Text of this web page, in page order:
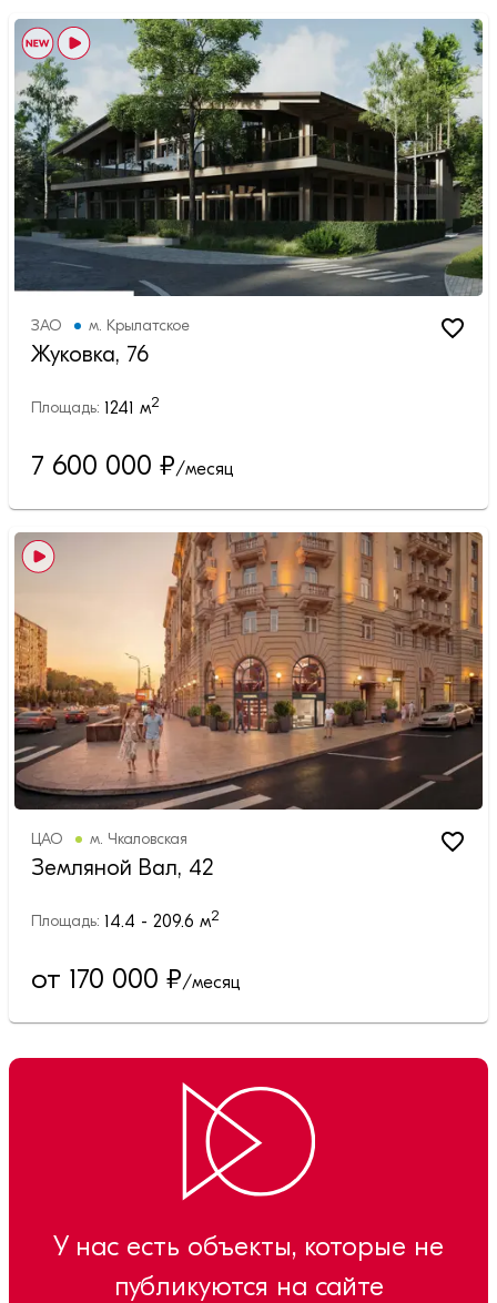
ЗАО м. Крылатское
Жуковка, 76
Площадь: 1241 м2
7 600 000 ₽/месяц
ЦАО м. Чкаловская
Земляной Вал, 42
Площадь: 14.4 - 209.6 м2
от 170 000 ₽/месяц
У нас есть объекты, которые не
публикуются на сайте